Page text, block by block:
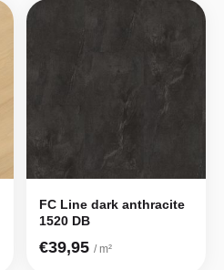
FC Line dark anthracite
1520 DB
€39,95 / m²